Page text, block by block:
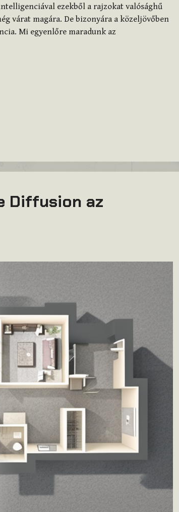
ezekből a rajzokat valósághű
várat magára. De bizonyára a közeljövőben
Mi egyenlőre maradunk az
Diffusion az